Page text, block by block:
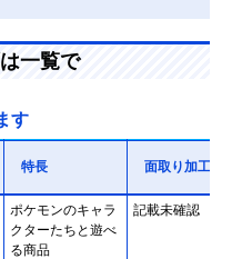
一覧で
す
特長 面取り加工
ポケモンのキャラ
クターたちと遊べ
る商品
記載未確認